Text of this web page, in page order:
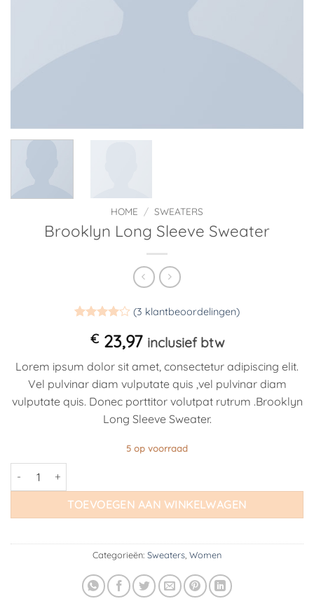
HOME / SWEATERS
Brooklyn Long Sleeve Sweater
op 5
gebaseerd
klant
waarderingen
(3 klantbeoordelingen)
€23,97 inclusief btw
Lorem ipsum dolor sit amet, consectetur adipiscing elit.
Vel pulvinar diam vulputate quis ,vel pulvinar diam
vulputate quis. Donec porttitor volutpat rutrum .Brooklyn
Long Sleeve Sweater.
5 op voorraad
TOEVOEGEN AAN WINKELWAGEN
Categorieën: Sweaters, Women